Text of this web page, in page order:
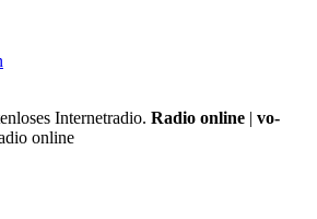
Internetradio. Radio online | vo-
online